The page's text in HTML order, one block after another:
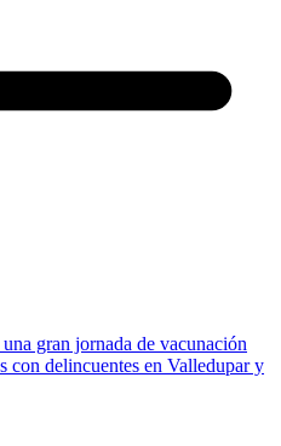
gran jornada de vacunación
con delincuentes en Valledupar y